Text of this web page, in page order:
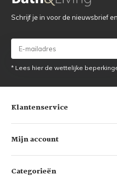
Schrijf je in voor de nieuwsbrief
* Lees hier de wettelijke
Klantenservice
Mijn account
Categorieën